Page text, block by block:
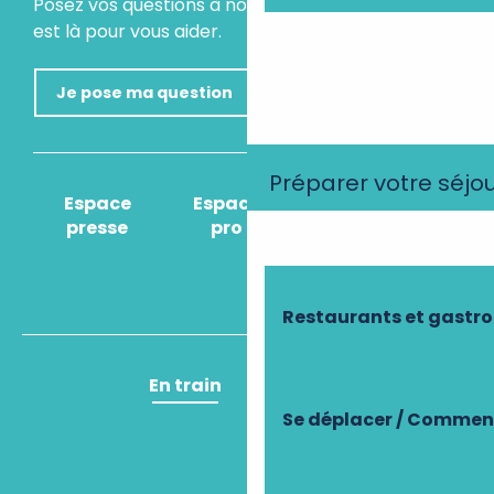
Préparer votre
Restaurants et
Se déplacer /
est là pour vous aider.
Je pose ma question
Espace
presse
Espace
pro
En train